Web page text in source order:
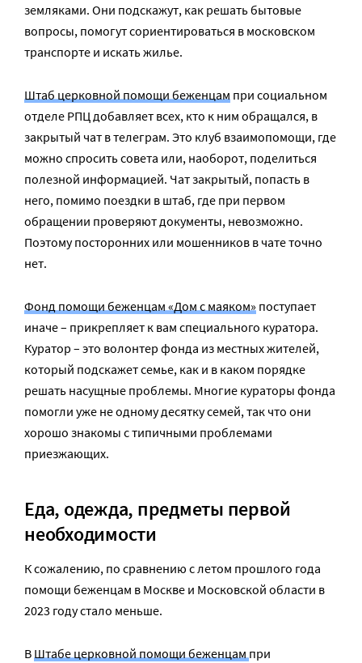
земляками. Они подскажут, как решать бытовые
вопросы, помогут сориентироваться в московском
транспорте и искать жилье.
Штаб церковной помощи беженцам при социальном
отделе РПЦ добавляет всех, кто к ним обращался, в
закрытый чат в телеграм. Это клуб взаимопомощи, где
можно спросить совета или, наоборот, поделиться
полезной информацией. Чат закрытый, попасть в
него, помимо поездки в штаб, где при первом
обращении проверяют документы, невозможно.
Поэтому посторонних или мошенников в чате точно
нет.
Фонд помощи беженцам «Дом с маяком» поступает
иначе – прикрепляет к вам специального куратора.
Куратор – это волонтер фонда из местных жителей,
который подскажет семье, как и в каком порядке
решать насущные проблемы. Многие кураторы фонда
помогли уже не одному десятку семей, так что они
хорошо знакомы с типичными проблемами
приезжающих.
Еда, одежда, предметы первой
необходимости
К сожалению, по сравнению с летом прошлого года
помощи беженцам в Москве и Московской области в
2023 году стало меньше.
В Штабе церковной помощи беженцам при